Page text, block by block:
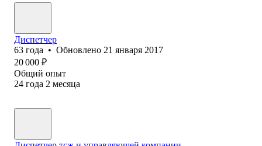
Диспетчер
63 года • Обновлено 21 января 2017
20 000 ₽
Общий опыт
24 года 2 месяца